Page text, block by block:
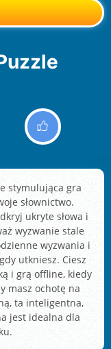
stymulująca gra
słownictwo.
ukryte słowa i
wyzwanie stale
wyzwania i
utkniesz. Ciesz
i grą offline, kiedy
masz ochotę na
ta inteligentna,
jest idealna dla